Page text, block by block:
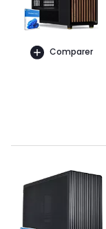
Comparer